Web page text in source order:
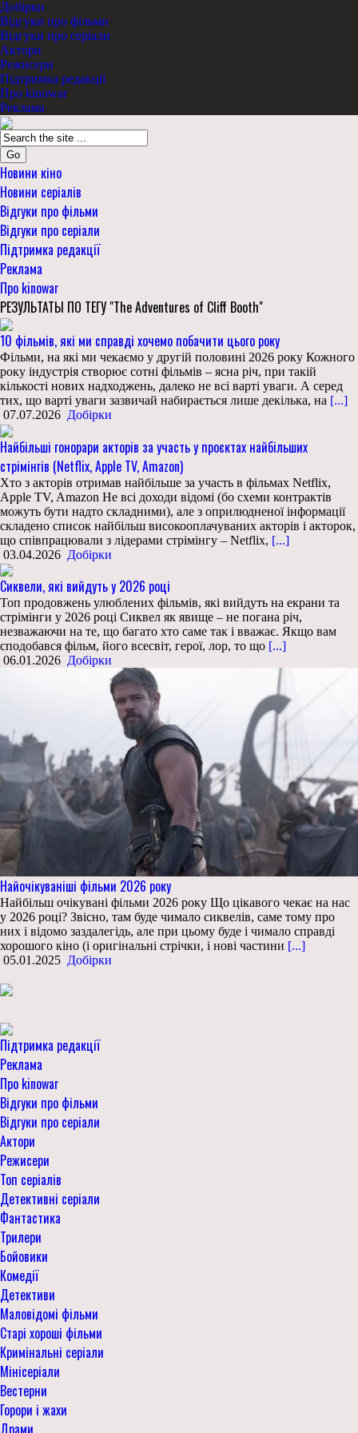
Добірки
Відгуки про фільми
Відгуки про серіали
Актори
Режисери
Підтримка редакції
Про kinowar
Реклама
Go
Новини кіно
Новини серіалів
Відгуки про фільми
Відгуки про серіали
Підтримка редакції
Реклама
Про kinowar
РЕЗУЛЬТАТЫ ПО ТЕГУ "The Adventures of Cliff Booth"
10 фільмів, які ми справді хочемо побачити цього року
Фільми, на які ми чекаємо у другій половині 2026 року Кожного
року індустрія створює сотні фільмів – ясна річ, при такій
кількості нових надходжень, далеко не всі варті уваги. А серед
тих, що варті уваги зазвичай набирається лише декілька, на [...]
07.07.2026 Добірки
Найбільші гонорари акторів за участь у проєктах найбільших
стрімінгів (Netflix, Apple TV, Amazon)
Хто з акторів отримав найбільше за участь в фільмах Netflix,
Apple TV, Amazon Не всі доходи відомі (бо схеми контрактів
можуть бути надто складними), але з оприлюдненої інформації
складено список найбільш високооплачуваних акторів і акторок,
що співпрацювали з лідерами стрімінгу – Netflix, [...]
03.04.2026 Добірки
Сиквели, які вийдуть у 2026 році
Топ продовжень улюблених фільмів, які вийдуть на екрани та
стрімінги у 2026 році Сиквел як явище – не погана річ,
незважаючи на те, що багато хто саме так і вважає. Якщо вам
сподобався фільм, його всесвіт, герої, лор, то що [...]
06.01.2026 Добірки
Найочікуваніші фільми 2026 року
Найбільш очікувані фільми 2026 року Що цікавого чекає на нас
у 2026 році? Звісно, там буде чимало сиквелів, саме тому про
них і відомо заздалегідь, але при цьому буде і чимало справді
хорошого кіно (і оригінальні стрічки, і нові частини [...]
05.01.2025 Добірки
Підтримка редакції
Реклама
Про kinowar
Відгуки про фільми
Відгуки про серіали
Актори
Режисери
Топ серіалів
Детективні серіали
Фантастика
Трилери
Бойовики
Комедії
Детективи
Маловідомі фільми
Старі хороші фільми
Кримінальні серіали
Мінісеріали
Вестерни
Горори і жахи
Драми